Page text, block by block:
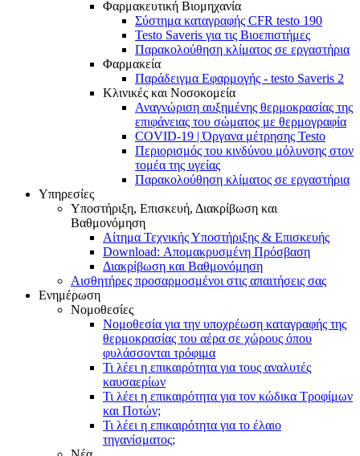
Φαρμακευτική Βιομηχανία
Σύστημα καταγραφής CFR testo 190
Testo Saveris για τις Βιοεπιστήμες
Παρακολούθηση κλίματος σε εργαστήρια
Φαρμακεία
Παράδειγμα Εφαρμογής - testo Saveris 2
Κλινικές και Νοσοκομεία
Αναγνώριση αυξημένης θερμοκρασίας της
επιφάνειας του σώματος με θερμογραφία
COVID-19 | Όργανα μέτρησης Testo
Περιορισμός του κινδύνου μόλυνσης στον
τομέα της υγείας
Παρακολούθηση κλίματος σε εργαστήρια
Υπηρεσίες
Υποστήριξη, Επισκευή, Διακρίβωση και
Βαθμονόμηση
Αίτημα Τεχνικής Υποστήριξης & Επισκευής
Download: Απομακρυσμένη Πρόσβαση
Διακρίβωση και Βαθμονόμηση
Αισθητήρες προσαρμοσμένοι στις απαιτήσεις σας
Ενημέρωση
Νομοθεσίες
Νομοθεσία για την υποχρέωση καταγραφής της
θερμοκρασίας του αέρα σε χώρους όπου
φυλάσσονται τρόφιμα
Τι λέει η επικαιρότητα για τους αναλυτές
καυσαερίων
Τι λέει η επικαιρότητα για τον κώδικα Τροφίμων
και Ποτών;
Τι λέει η επικαιρότητα για τo έλαιο
τηγανίσματος;